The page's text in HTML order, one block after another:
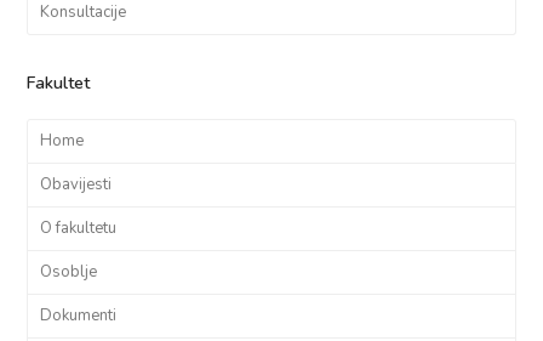
Konsultacije
Fakultet
Home
Obavijesti
O fakultetu
Osoblje
Dokumenti